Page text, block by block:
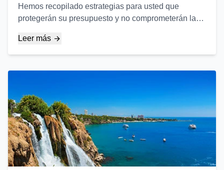
Hemos recopilado estrategias para usted que
protegerán su presupuesto y no comprometerán la
grandes...
Leer más